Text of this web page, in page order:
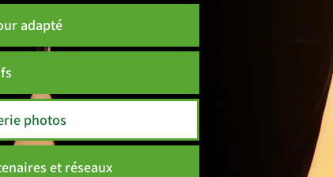
adapté
photos
et réseaux